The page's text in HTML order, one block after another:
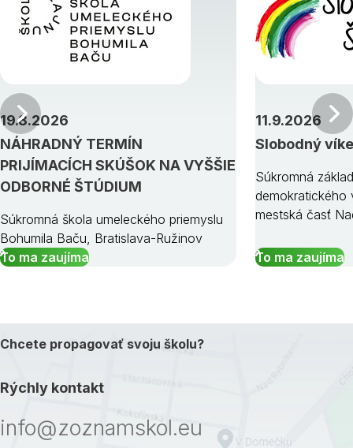
NÁHRADNÝ TERMÍN
PRIJÍMACÍCH SKÚŠOK NA VYŠŠIE
ODBORNÉ ŠTÚDIUM
19.8.2026
Súkromná škola umeleckého priemyslu
Bohumila Baču, Bratislava-Ružinov
To ma zaujíma
Slobodný
11.9.2026
Súkromná
demokratického
mestská časť
To ma zaujíma
Predchádzajúci
Chcete propagovať svoju školu?
Rýchly kontakt
info@zoznamskol.eu